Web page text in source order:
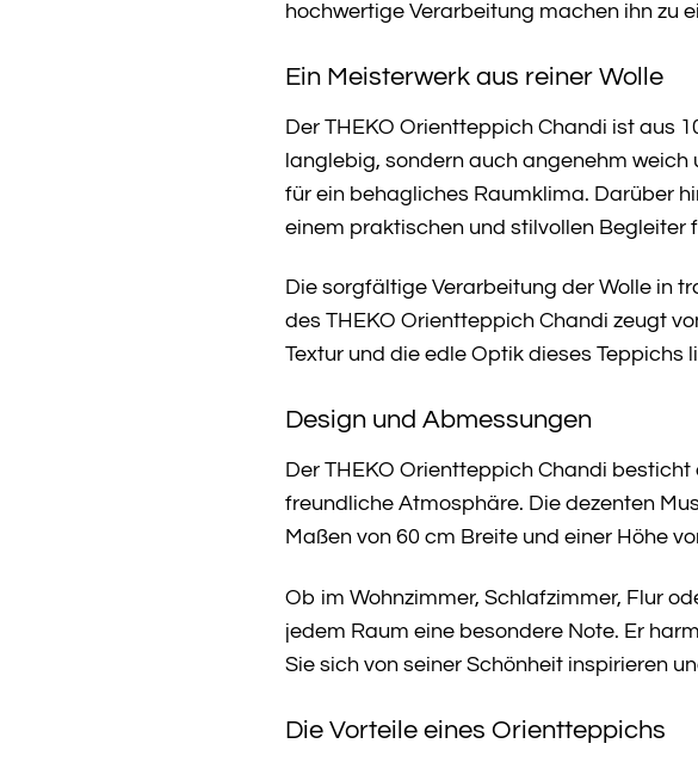
hochwertige Verarbeitung machen ihn zu
Ein Meisterwerk aus reiner Wolle
Der THEKO Orientteppich Chandi ist aus
langlebig, sondern auch angenehm
für ein behagliches Raumklima. Darüber
einem praktischen und stilvollen Begleiter
Die sorgfältige Verarbeitung der Wolle in
des THEKO Orientteppich Chandi zeugt
Textur und die edle Optik dieses Teppichs
Design und Abmessungen
Der THEKO Orientteppich Chandi
freundliche Atmosphäre. Die dezenten
Maßen von 60 cm Breite und einer Höhe
Ob im Wohnzimmer, Schlafzimmer, Flur
jedem Raum eine besondere Note. Er
Sie sich von seiner Schönheit inspirieren
Die Vorteile eines Orientteppichs